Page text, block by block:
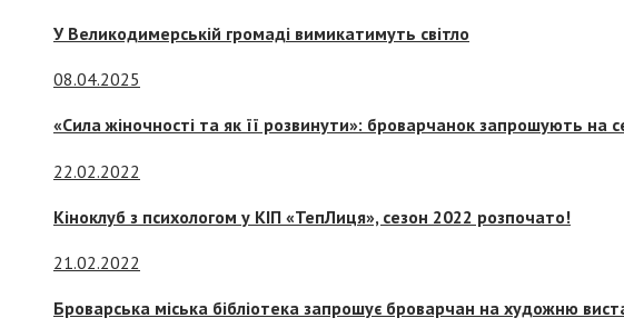
У Великодимерській громаді вимикатимуть світло
08.04.2025
«Сила жіночності та як її розвинути»: броварчанок запрошують на
22.02.2022
Кіноклуб з психологом у КІП «ТепЛиця», сезон 2022 розпочато!
21.02.2022
Броварська міська бібліотека запрошує броварчан на художню